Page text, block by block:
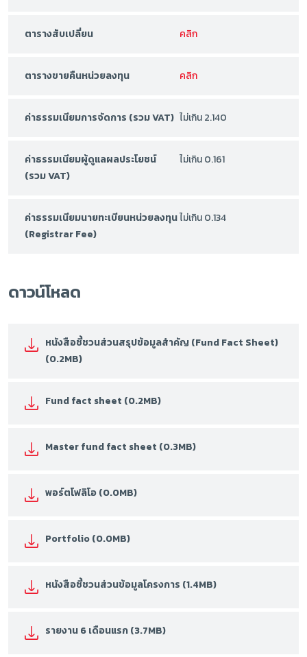
ตารางสับเปลี่ยน คลิก
ตารางขายคืนหน่วยลงทุน คลิก
ค่าธรรมเนียมการจัดการ (รวม VAT) ไม่เกิน 2.140
ค่าธรรมเนียมผู้ดูแลผลประโยชน์
(รวม VAT)
ไม่เกิน 0.161
ค่าธรรมเนียมนายทะเบียนหน่วยลงทุน
(Registrar Fee)
ไม่เกิน 0.134
ดาวน์โหลด
หนังสือชี้ชวนส่วนสรุปข้อมูลสำคัญ (Fund Fact Sheet)
(0.2MB)
Fund fact sheet (0.2MB)
Master fund fact sheet (0.3MB)
พอร์ตโฟลิโอ (0.0MB)
Portfolio (0.0MB)
หนังสือชี้ชวนส่วนข้อมูลโครงการ (1.4MB)
รายงาน 6 เดือนแรก (3.7MB)